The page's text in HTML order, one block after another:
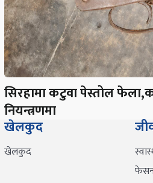
सिरहामा कटुवा पेस्तोल
नियन्त्रणमा
खेलकुद
खेलकुद